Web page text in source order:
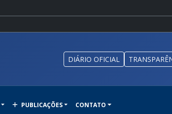
DIÁRIO OFICIAL
PUBLICAÇÕES CONTATO